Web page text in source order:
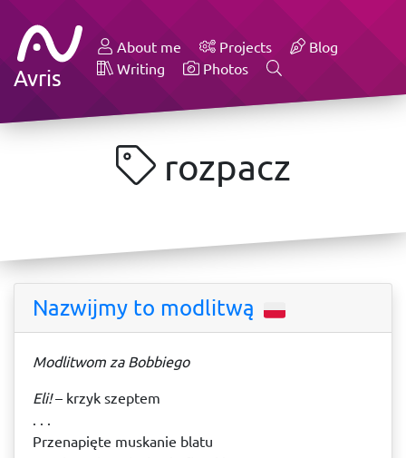
Avris
About me Projects
Blog
Writing
Photos
rozpacz
Nazwijmy to modlitwą
Modlitwom za Bobbiego
Eli!– krzyk szeptem
. . .
Przenapięte muskanie blatu